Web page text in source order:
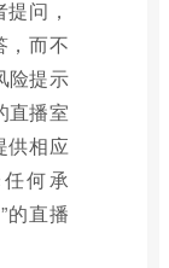
问，
，而不
险提示
直播室
供相应
何承
的直播